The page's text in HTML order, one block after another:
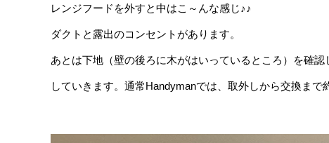
レンジフードを外すと中はこ～んな感じ♪♪
ダクトと露出のコンセントがあります。
あとは下地（壁の後ろに木がはいっているところ）を確
していきます。通常Handymanでは、取外しから交換まで